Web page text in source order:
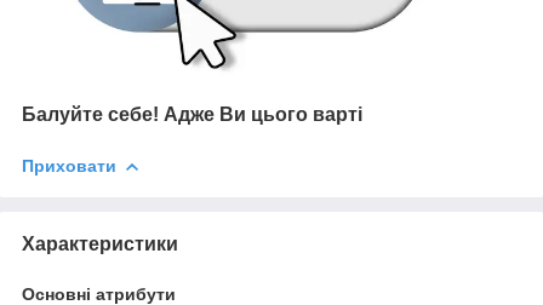
Балуйте себе! Адже Ви цього варті
Приховати
Характеристики
Основні атрибути